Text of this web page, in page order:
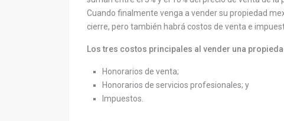
Cuando finalmente venga a vender su propiedad
cierre, pero también habrá costos de venta e
Los tres costos principales al vender una
Honorarios de venta;
Honorarios de servicios profesionales; y
Impuestos.